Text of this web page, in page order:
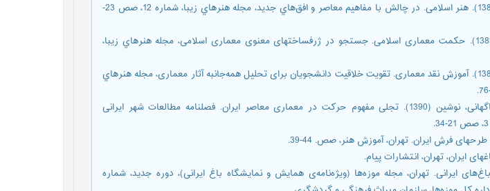
مهدوینژاد، محمدجواد (1381). هنر اسلامی. در چالش با مفاهيم معاصر و افق‌هاي جديد، مجله هنرهاي زيبا، شماره 12، صص 23-
مهدوینژاد، محمدجواد (1383). حکمت معماری اسلامی. جستجو در ژرف‏ساخت‏های معنوی معماری اسلامی، مجله هنرهاي زيبا،
مهدوینژاد، محمدجواد (1384). آموزش نقد معماری. تقویت خلاقیت دانشجویان برای تحلیل همه‌جانبه آثار معماری، مجله هنرهاي
مهدوینژاد، محمدجواد؛ ناگهانی، نوشین (1390). تجلی مفهوم حرکت در معماری معاصر ایران. فصلنامه مطالعات شهر ایرانی
مینوش (1383)؛ باغ‌های ایرانی. تهران، مجله موزه‌ها (ویژه‌نامه‌ی همایش و نمایشگاه باغ ایرانی)، دوره جدید، شماره